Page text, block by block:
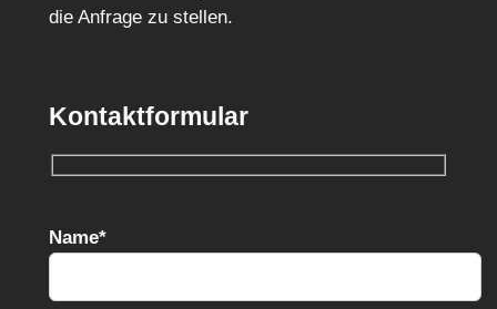
die Anfrage zu stellen.
Kontaktformular
Name*